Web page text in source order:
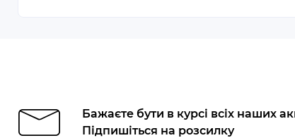
Бажаєте бути в курсі всіх наших
Підпишіться на розсилку